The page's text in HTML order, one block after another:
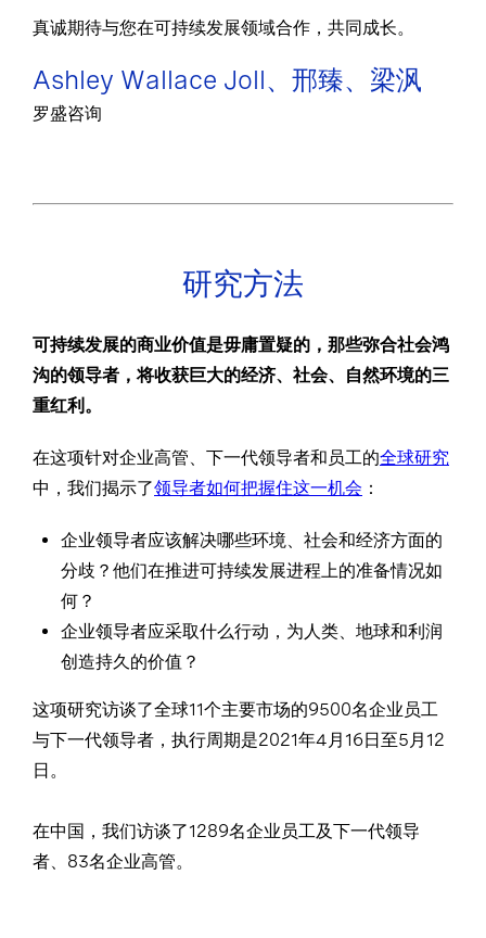
真诚期待与您在可持续发展领域合作，共同成长。
Ashley Wallace Joll、邢臻、梁沨
罗盛咨询
研究方法
可持续发展的商业价值是毋庸置疑的，那些弥合社会鸿
沟的领导者，将收获巨大的经济、社会、自然环境的三
重红利。
在这项针对企业高管、下一代领导者和员工的全球研究
中，我们揭示了领导者如何把握住这一机会 ：
企业领导者应该解决哪些环境、社会和经济方面的
分歧？他们在推进可持续发展进程上的准备情况如
何？
企业领导者应采取什么行动，为人类、地球和利润
创造持久的价值？
这项研究访谈了全球11个主要市场的9500名企业员工
与下一代领导者，执行周期是2021年4月16日至5月12
日。
在中国，我们访谈了1289名企业员工及下一代领导
者、83名企业高管。